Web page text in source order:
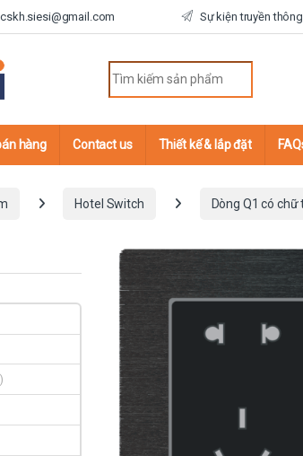
cskh.siesi@gmail.com Sự kiện truyền thông
hàng Contact us Thiết kế & lắp đặt
Hotel Switch Dòng Q1 có